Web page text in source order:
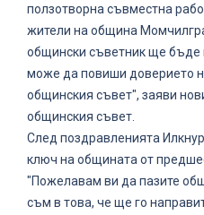
ползотворна съвместна
жители на община
общински съветник ще бъде
може да повиши доверието
общинския съвет", заяви
общинския съвет.
След поздравленията
ключ на общината от
"Пожелавам ви да пазите
съм в това, че ще го